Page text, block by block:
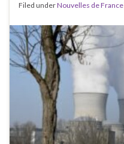
Filed underNouvelles de France